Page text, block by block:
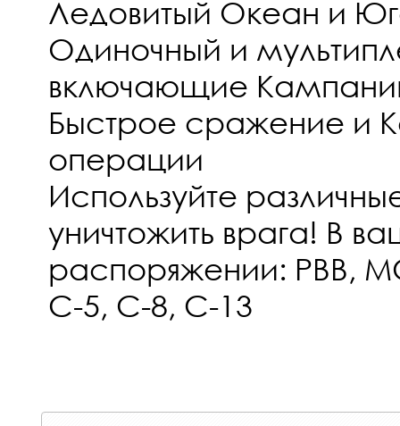
Ледовитый Океан и
Одиночный и
включающие
Быстрое сражение и
операции
Используйте
уничтожить врага! В
распоряжении: РВВ,
С-5, С-8, С-13